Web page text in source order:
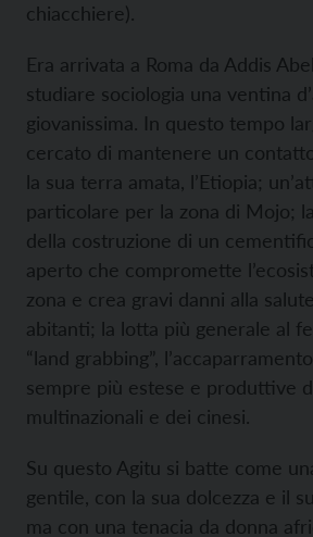
chiacchiere).
Era arrivata a Roma da Addis
studiare sociologia una ventina
giovanissima. In questo tempo
cercato di mantenere un
la sua terra amata, l’Etiopia;
particolare per la zona di Mojo;
della costruzione di un
aperto che compromette
zona e crea gravi danni alla
abitanti; la lotta più generale al
“land grabbing”,
sempre più estese e produttive
multinazionali e dei cinesi.
Su questo Agitu si batte come
gentile, con la sua dolcezza e il
ma con una tenacia da donna